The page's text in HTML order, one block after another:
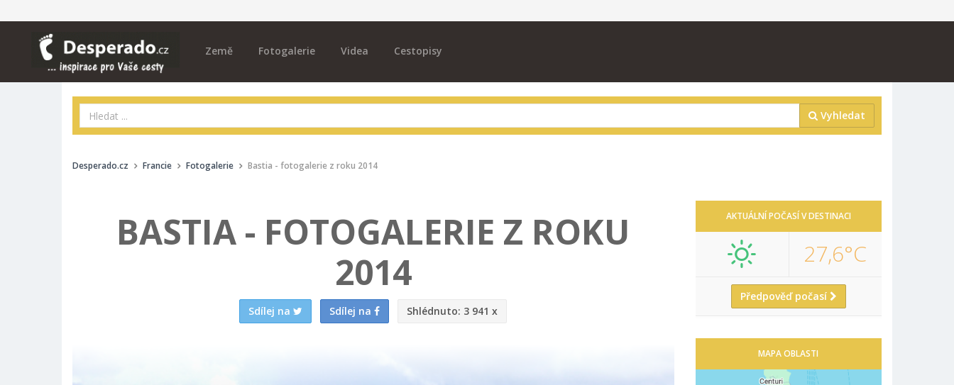
Země Fotogalerie Videa Cestopisy
Vyhledat
Desperado.cz Francie Fotogalerie Bastia - fotogalerie z roku 2014
BASTIA - FOTOGALERIE Z ROKU
2014
Sdílej na Sdílej na Shlédnuto: 3 941 x
AKTUÁLNÍ POČASÍ V DESTINACI
27,6°C
Předpověď počasí
MAPA OBLASTI